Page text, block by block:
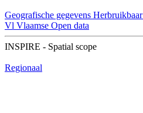
Geografische gegevens Herbruikbaar
Vl Vlaamse Open data
INSPIRE - Spatial scope
Regionaal